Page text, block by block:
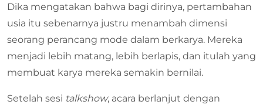
Dika mengatakan bahwa bagi dirinya, pertambahan
usia itu sebenarnya justru menambah dimensi
seorang perancang mode dalam berkarya. Mereka
menjadi lebih matang, lebih berlapis, dan itulah yang
membuat karya mereka semakin bernilai.
Setelah sesi talkshow, acara berlanjut dengan